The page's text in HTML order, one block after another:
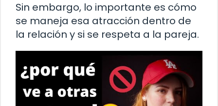
Sin embargo, lo importante es cómo
se maneja esa atracción dentro de
la relación y si se respeta a la pareja.